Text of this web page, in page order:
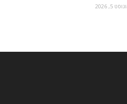
5, 2026